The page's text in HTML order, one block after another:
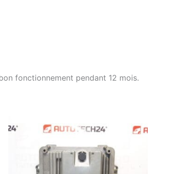
fonctionnement pendant 12 mois.